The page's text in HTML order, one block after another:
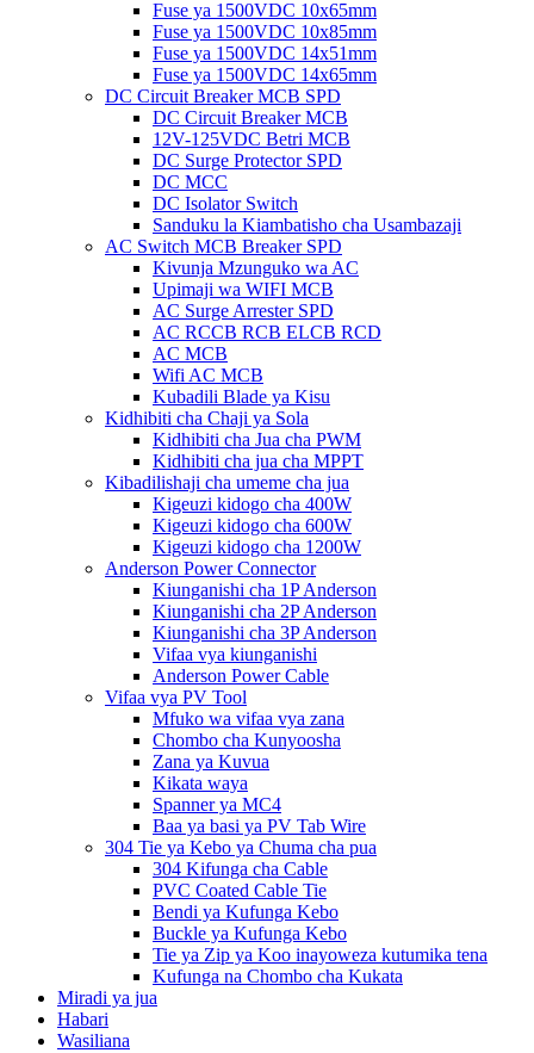
Fuse ya 1500VDC 10x65mm
Fuse ya 1500VDC 10x85mm
Fuse ya 1500VDC 14x51mm
Fuse ya 1500VDC 14x65mm
DC Circuit Breaker MCB SPD
DC Circuit Breaker MCB
12V-125VDC Betri MCB
DC Surge Protector SPD
DC MCC
DC Isolator Switch
Sanduku la Kiambatisho cha Usambazaji
AC Switch MCB Breaker SPD
Kivunja Mzunguko wa AC
Upimaji wa WIFI MCB
AC Surge Arrester SPD
AC RCCB RCB ELCB RCD
AC MCB
Wifi AC MCB
Kubadili Blade ya Kisu
Kidhibiti cha Chaji ya Sola
Kidhibiti cha Jua cha PWM
Kidhibiti cha jua cha MPPT
Kibadilishaji cha umeme cha jua
Kigeuzi kidogo cha 400W
Kigeuzi kidogo cha 600W
Kigeuzi kidogo cha 1200W
Anderson Power Connector
Kiunganishi cha 1P Anderson
Kiunganishi cha 2P Anderson
Kiunganishi cha 3P Anderson
Vifaa vya kiunganishi
Anderson Power Cable
Vifaa vya PV Tool
Mfuko wa vifaa vya zana
Chombo cha Kunyoosha
Zana ya Kuvua
Kikata waya
Spanner ya MC4
Baa ya basi ya PV Tab Wire
304 Tie ya Kebo ya Chuma cha pua
304 Kifunga cha Cable
PVC Coated Cable Tie
Bendi ya Kufunga Kebo
Buckle ya Kufunga Kebo
Tie ya Zip ya Koo inayoweza kutumika tena
Kufunga na Chombo cha Kukata
Miradi ya jua
Habari
Wasiliana